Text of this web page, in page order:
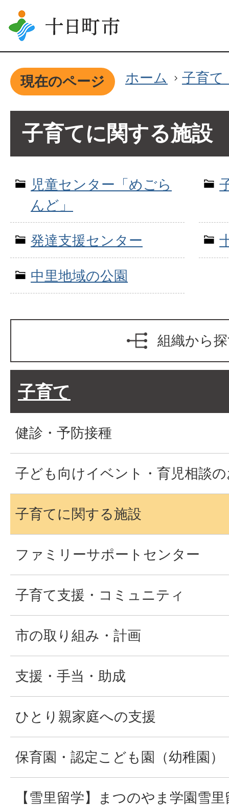
現在のページ ホーム 子育て
子育てに関する施設
児童センター「めごら
んど」
発達支援センター
中里地域の公園
組織から
子育て
健診・予防接種
子ども向けイベント・育児相談
子育てに関する施設
ファミリーサポートセンター
子育て支援・コミュニティ
市の取り組み・計画
支援・手当・助成
ひとり親家庭への支援
保育園・認定こども園（幼稚園）
【雪里留学】まつのやま学園雪